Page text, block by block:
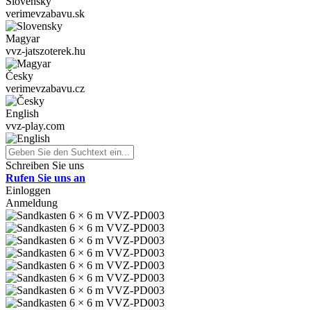
verimevzabavu.sk
Magyar
vvz-jatszoterek.hu
Česky
verimevzabavu.cz
English
vvz-play.com
Schreiben Sie uns
Rufen Sie uns an
Einloggen
Anmeldung